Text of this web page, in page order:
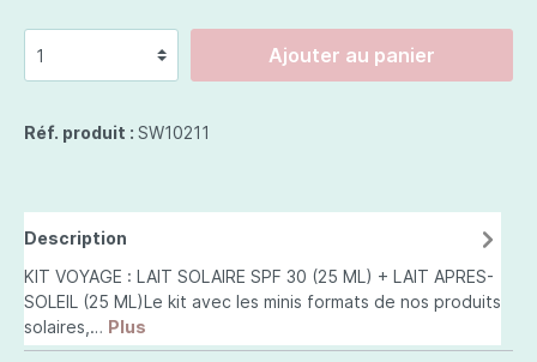
Ajouter au panier
Réf. produit : SW10211
Description
KIT VOYAGE : LAIT SOLAIRE SPF 30 (25 ML) + LAIT APRES-
SOLEIL (25 ML)Le kit avec les minis formats de nos produits
solaires,… Plus